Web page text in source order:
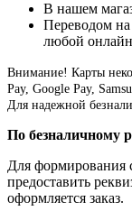
В нашем
Переводом
любой
Внимание! Карты
Pay, Google Pay,
Для надежной
По безналичному
Для формирования
предоставить
оформляется заказ.